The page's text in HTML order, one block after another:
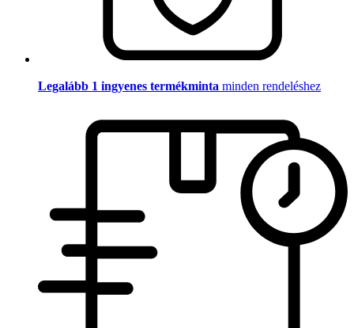
Legalább 1 ingyenes termékminta minden rendeléshez